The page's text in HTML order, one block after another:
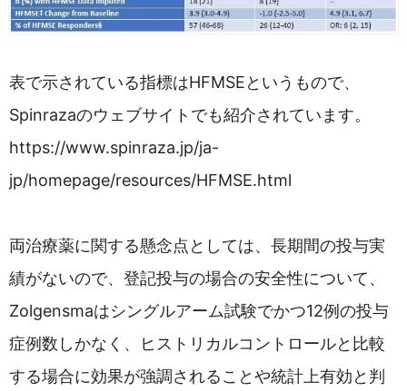
表で示されている指標はHFMSEというもので、
Spinrazaのウェブサイトでも紹介されています。
https://www.spinraza.jp/ja-
jp/homepage/resources/HFMSE.html
両治療薬に関する懸念点としては、長期間の投与実
績がないので、登記投与の場合の安全性について、
Zolgensmaはシングルアーム試験でかつ12例の投与
症例数しかなく、ヒストリカルコントロールと比較
する場合に効果が強調されることや統計上有効と判